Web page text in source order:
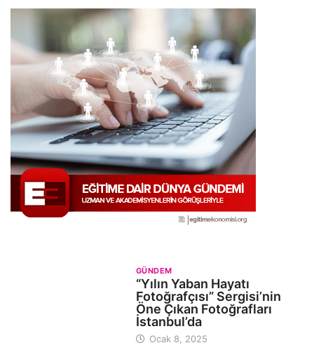
GÜNDEM
“Yılın Yaban Hayatı
Fotoğrafçısı” Sergisi’nin
Öne Çıkan Fotoğrafları
İstanbul’da
Ocak 8, 2025